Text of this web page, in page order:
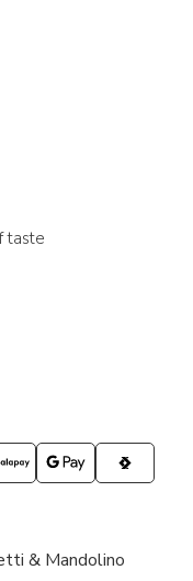
taste
& Mandolino